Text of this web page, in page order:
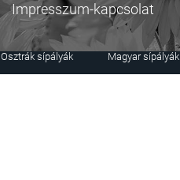
Impresszum-kapcsolat
Osztrák sípályák Magyar sípályák